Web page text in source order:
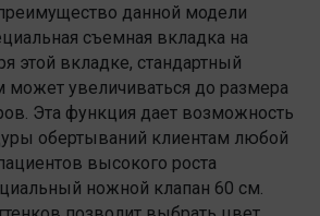
данной модели
съемная вкладка на
этой вкладке, стандартный
может увеличиваться до размера
Эта функция дает возможность
обертываний клиентам любой
высокого роста
ножной клапан 60 см.